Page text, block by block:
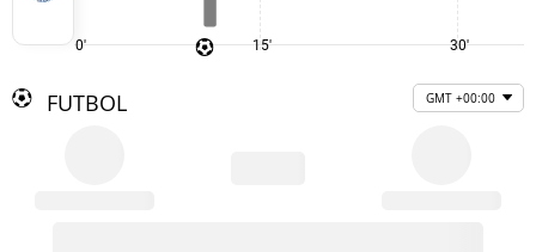
0' 15' 30'
FUTBOL GMT +00:00